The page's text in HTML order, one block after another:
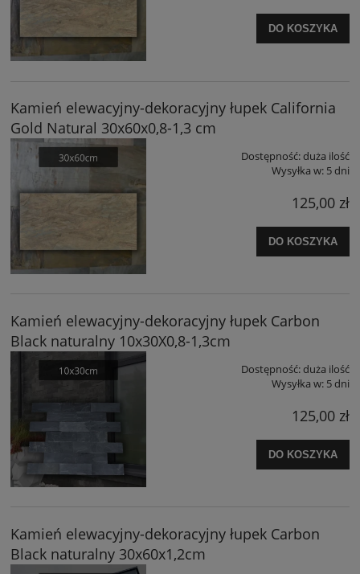
DO KOSZYKA
Kamień elewacyjny-dekoracyjny łupek California
Gold Natural 30x60x0,8-1,3 cm
Dostępność:duża ilość
Wysyłka w: 5 dni
125,00 zł
DO KOSZYKA
Kamień elewacyjny-dekoracyjny łupek Carbon
Black naturalny 10x30X0,8-1,3cm
Dostępność:duża ilość
Wysyłka w: 5 dni
125,00 zł
DO KOSZYKA
Kamień elewacyjny-dekoracyjny łupek Carbon
Black naturalny 30x60x1,2cm